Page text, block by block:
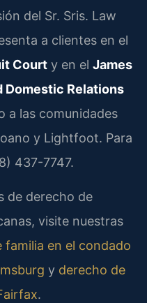
del Sr. Sris. Law
a clientes en el
Court y en el James
Domestic Relations
a las comunidades
y Lightfoot. Para
437-7747.
de derecho de
visite nuestras
familia en el condado
y derecho de
.